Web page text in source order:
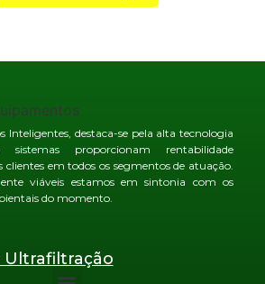
destaca-se pela alta tecnologia
sistemas proporcionam rentabilidade
clientes em todos os segmentos de atuação.
viáveis estamos em sintonia com os
do momento.
Ultrafiltração